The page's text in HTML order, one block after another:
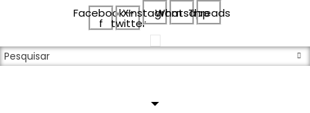
Facebook-
f
X-
twitter
InstagramWhatsappThreads